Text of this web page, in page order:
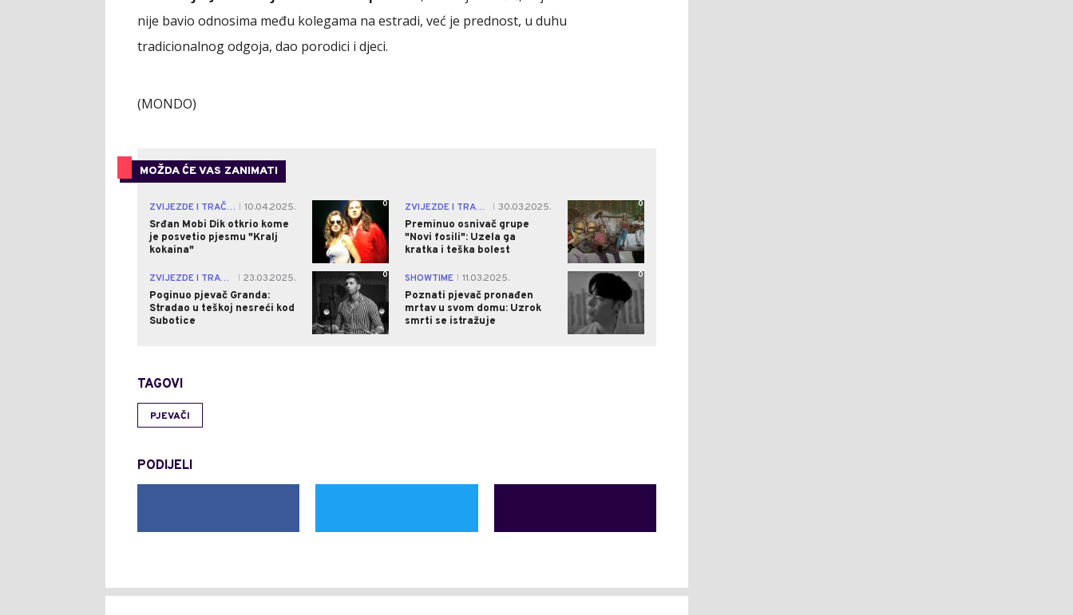
nije bavio odnosima među kolegama na estradi, već je prednost, u duhu
tradicionalnog odgoja, dao porodici i djeci.
(MONDO)
MOŽDA ĆE VAS ZANIMATI
ZVIJEZDE I TRAČEVI
10.04.2025.
Srđan Mobi Dik otkrio kome
je posvetio pjesmu "Kralj
kokaina"
0 ZVIJEZDE I TRAČEVI
30.03.2025.
Preminuo osnivač grupe
"Novi fosili": Uzela ga
kratka i teška bolest
0
ZVIJEZDE I TRAČEVI
23.03.2025.
Poginuo pjevač Granda:
Stradao u teškoj nesreći kod
Subotice
0 SHOWTIME
11.03.2025.
Poznati pjevač pronađen
mrtav u svom domu: Uzrok
smrti se istražuje
0
TAGOVI
PJEVAČI
PODIJELI